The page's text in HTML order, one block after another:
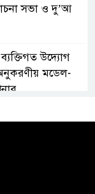
সভা ও দু’আ
উদ্যোগ
মডেল-
পুলিশ